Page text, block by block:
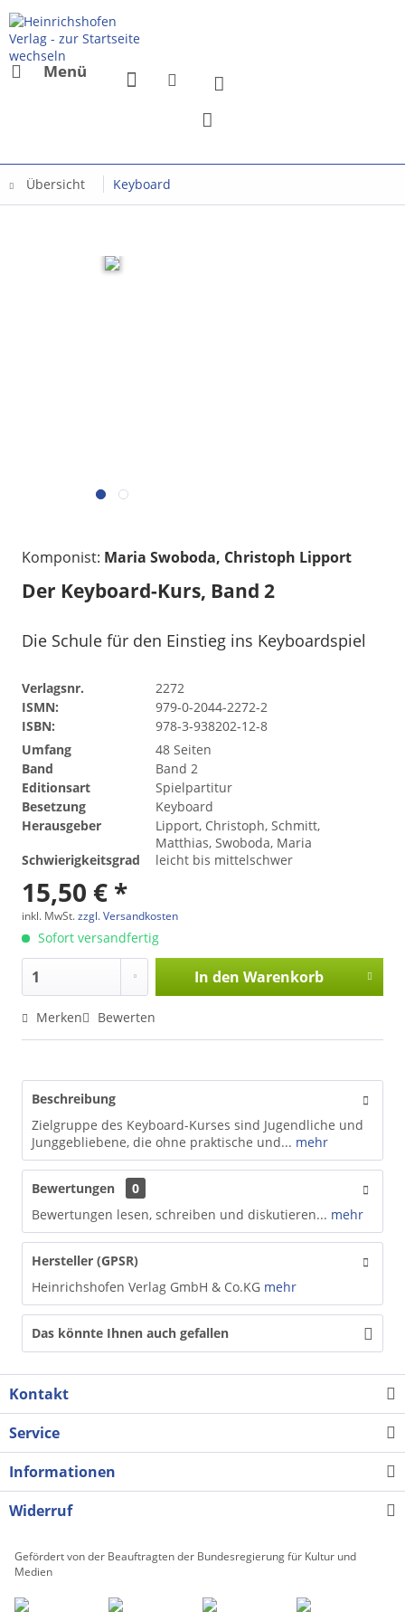
Menü
Übersicht Keyboard
Komponist: Maria Swoboda, Christoph Lipport
Der Keyboard-Kurs, Band 2
Die Schule für den Einstieg ins Keyboardspiel
Verlagsnr.
2272
ISMN:
979-0-2044-2272-2
ISBN:
978-3-938202-12-8
Umfang
48 Seiten
Band
Band 2
Editionsart
Spielpartitur
Besetzung
Keyboard
Herausgeber
Lipport, Christoph, Schmitt,
Matthias, Swoboda, Maria
Schwierigkeitsgrad
leicht bis mittelschwer
15,50 € *
inkl. MwSt.zzgl. Versandkosten
Sofort versandfertig
In den Warenkorb
Merken Bewerten
Beschreibung
Zielgruppe des Keyboard-Kurses sind Jugendliche und
Junggebliebene, die ohne praktische und... mehr
Bewertungen
0
Bewertungen lesen, schreiben und diskutieren... mehr
Hersteller (GPSR)
Heinrichshofen Verlag GmbH & Co.KG mehr
Das könnte Ihnen auch gefallen
Kontakt
Service
Informationen
Widerruf
Gefördert von der Beauftragten der Bundesregierung für Kultur und
Medien